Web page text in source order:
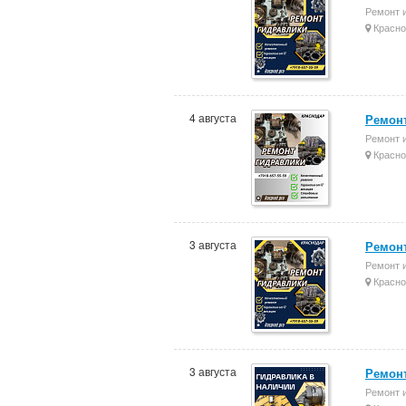
Ремонт
4 августа
Ремонт
3 августа
Ремонт
3 августа
Ремонт